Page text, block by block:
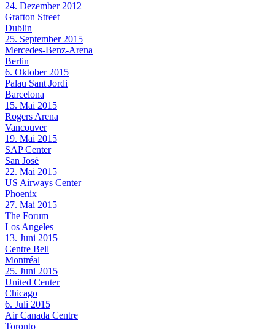
24. Dezember 2012
Grafton Street
Dublin
25. September 2015
Mercedes-Benz-Arena
Berlin
6. Oktober 2015
Palau Sant Jordi
Barcelona
15. Mai 2015
Rogers Arena
Vancouver
19. Mai 2015
SAP Center
San José
22. Mai 2015
US Airways Center
Phoenix
27. Mai 2015
The Forum
Los Angeles
13. Juni 2015
Centre Bell
Montréal
25. Juni 2015
United Center
Chicago
6. Juli 2015
Air Canada Centre
Toronto